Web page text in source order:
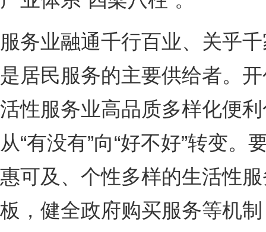
服务业融通千行百业、关乎
是居民服务的主要供给者。
活性服务业高品质多样化便
从“有没有”向“好不好”转变
惠可及、个性多样的生活性
板，健全政府购买服务等机